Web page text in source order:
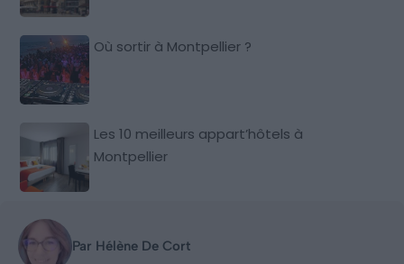
Où sortir à Montpellier ?
Les 10 meilleurs appart’hôtels à
Montpellier
Par Hélène De Cort